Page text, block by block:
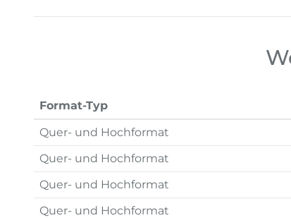
Format-Typ
Quer- und Hochformat
Quer- und Hochformat
Quer- und Hochformat
Quer- und Hochformat